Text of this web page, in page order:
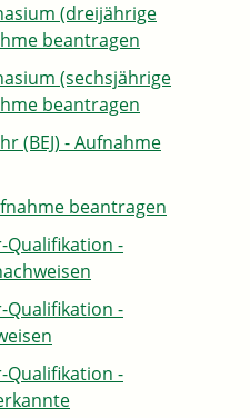
(dreijährige
beantragen
(sechsjährige
beantragen
(BEJ) - Aufnahme
beantragen
-
-
-